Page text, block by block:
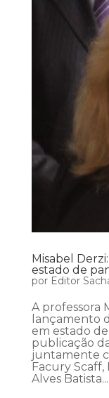
Misabel
estado de
por Editor
A professora
lançamento
em estado
publicação
juntamente
Facury Scaff,
Alves Batista...